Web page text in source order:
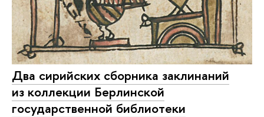
Два сирийских сборника заклинаний
из коллекции Берлинской
государственной библиотеки